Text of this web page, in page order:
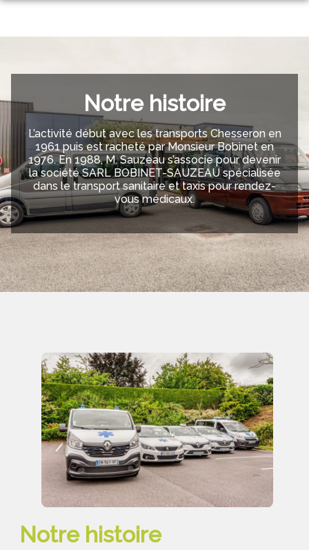
Aller
contenu
MONUMENTS FUNÉRAIRES
SERVICES AUX FAMILLES
NOTRE CHAMBRE FUNERAIRE
AMBULANCES VSL
NOTRE HISTOIRE
ESPACES HOMMAGES
Notre histoire
L’activité début avec les transports Chesseron en
1961 puis est racheté par Monsieur Bobinet en
1976. En 1988, M. Sauzeau s’associe pour devenir
la société SARL BOBINET-SAUZEAU spécialisée
dans le transport sanitaire et taxis pour rendez-
vous médicaux.
Notre histoire